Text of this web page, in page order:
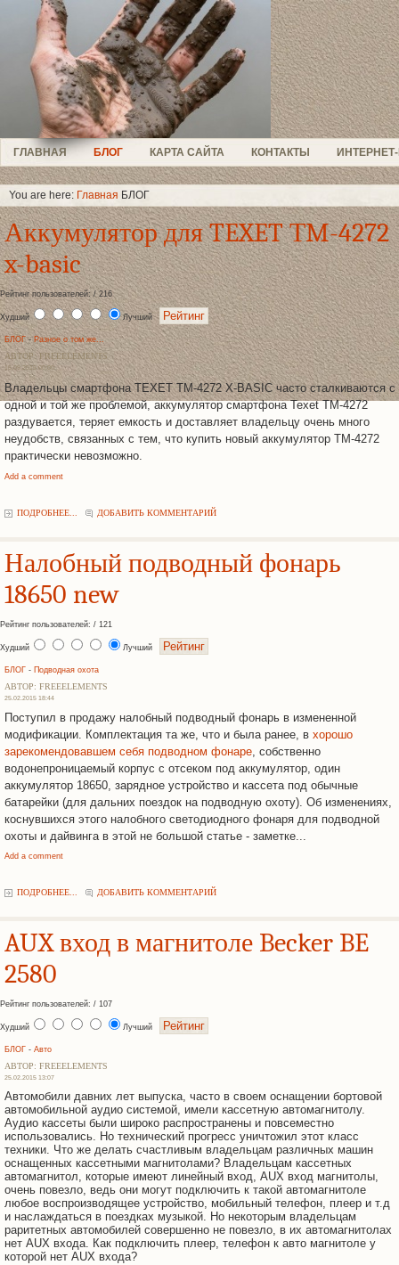
ГЛАВНАЯ БЛОГ КАРТА САЙТА КОНТАКТЫ
You are here: Главная БЛОГ
Аккумулятор для TEXET ТM-4272
x-basic
Рейтинг пользователей: / 216
Худший Лучший
БЛОГ- Разное о том же...
АВТОР: FREEELEMENTS
15.09.2015 00:00
Владельцы смартфона TEXET TM-4272 X-BASIC часто сталкиваются с
одной и той же проблемой, аккумулятор смартфона Texet ТМ-4272
раздувается, теряет емкость и доставляет владельцу очень много
неудобств, связанных с тем, что купить новый аккумулятор TM-4272
практически невозможно.
Add a comment
ПОДРОБНЕЕ... ДОБАВИТЬ КОММЕНТАРИЙ
Налобный подводный фонарь
18650 new
Рейтинг пользователей: / 121
Худший Лучший
БЛОГ - Подводная охота
АВТОР: FREEELEMENTS
25.02.2015 18:44
Поступил в продажу налобный подводный фонарь в измененной
модификации. Комплектация та же, что и была ранее, в хорошо
зарекомендовавшем себя подводном фонаре , собственно
водонепроницаемый корпус с отсеком под аккумулятор, один
аккумулятор 18650, зарядное устройство и кассета под обычные
батарейки (для дальних поездок на подводную охоту). Об изменениях,
коснувшихся этого налобного светодиодного фонаря для подводной
охоты и дайвинга в этой не большой статье - заметке...
Add a comment
ПОДРОБНЕЕ... ДОБАВИТЬ КОММЕНТАРИЙ
AUX вход в магнитоле Becker BE
2580
Рейтинг пользователей: / 107
Худший Лучший
БЛОГ - Авто
АВТОР: FREEELEMENTS
25.02.2015 13:07
Автомобили давних лет выпуска, часто в своем оснащении бортовой
автомобильной аудио системой, имели кассетную автомагнитолу.
Аудио кассеты были широко распространены и повсеместно
использовались. Но технический прогресс уничтожил этот класс
техники. Что же делать счастливым владельцам различных машин
оснащенных кассетными магнитолами? Владельцам кассетных
автомагнитол, которые имеют линейный вход, AUX вход магнитолы,
очень повезло, ведь они могут подключить к такой автомагнитоле
любое воспроизводящее устройство, мобильный телефон, плеер и т.д
и наслаждаться в поездках музыкой. Но некоторым владельцам
раритетных автомобилей совершенно не повезло, в их автомагнитолах
нет AUX входа. Как подключить плеер, телефон к авто магнитоле у
которой нет AUX входа?